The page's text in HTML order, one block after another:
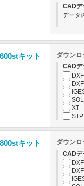
CADデ
データ
キット ダウンロ
CADデ
DXF
XT
STP
キット ダウンロ
CADデ
DXF